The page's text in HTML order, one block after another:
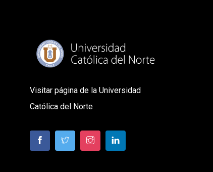
Visitar página de la Universidad
Católica del Norte